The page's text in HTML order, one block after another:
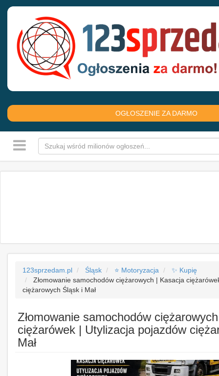
OGŁOSZENIE ZA DARMO
123sprzedam.pl Śląsk ⭐ Motoryzacja
✨ Kupię
Złomowanie samochodów ciężarowych | Kasacja
ciężarowych Śląsk i Mał
Złomowanie samochodów
ciężarówek | Utylizacja pojazdów
Mał